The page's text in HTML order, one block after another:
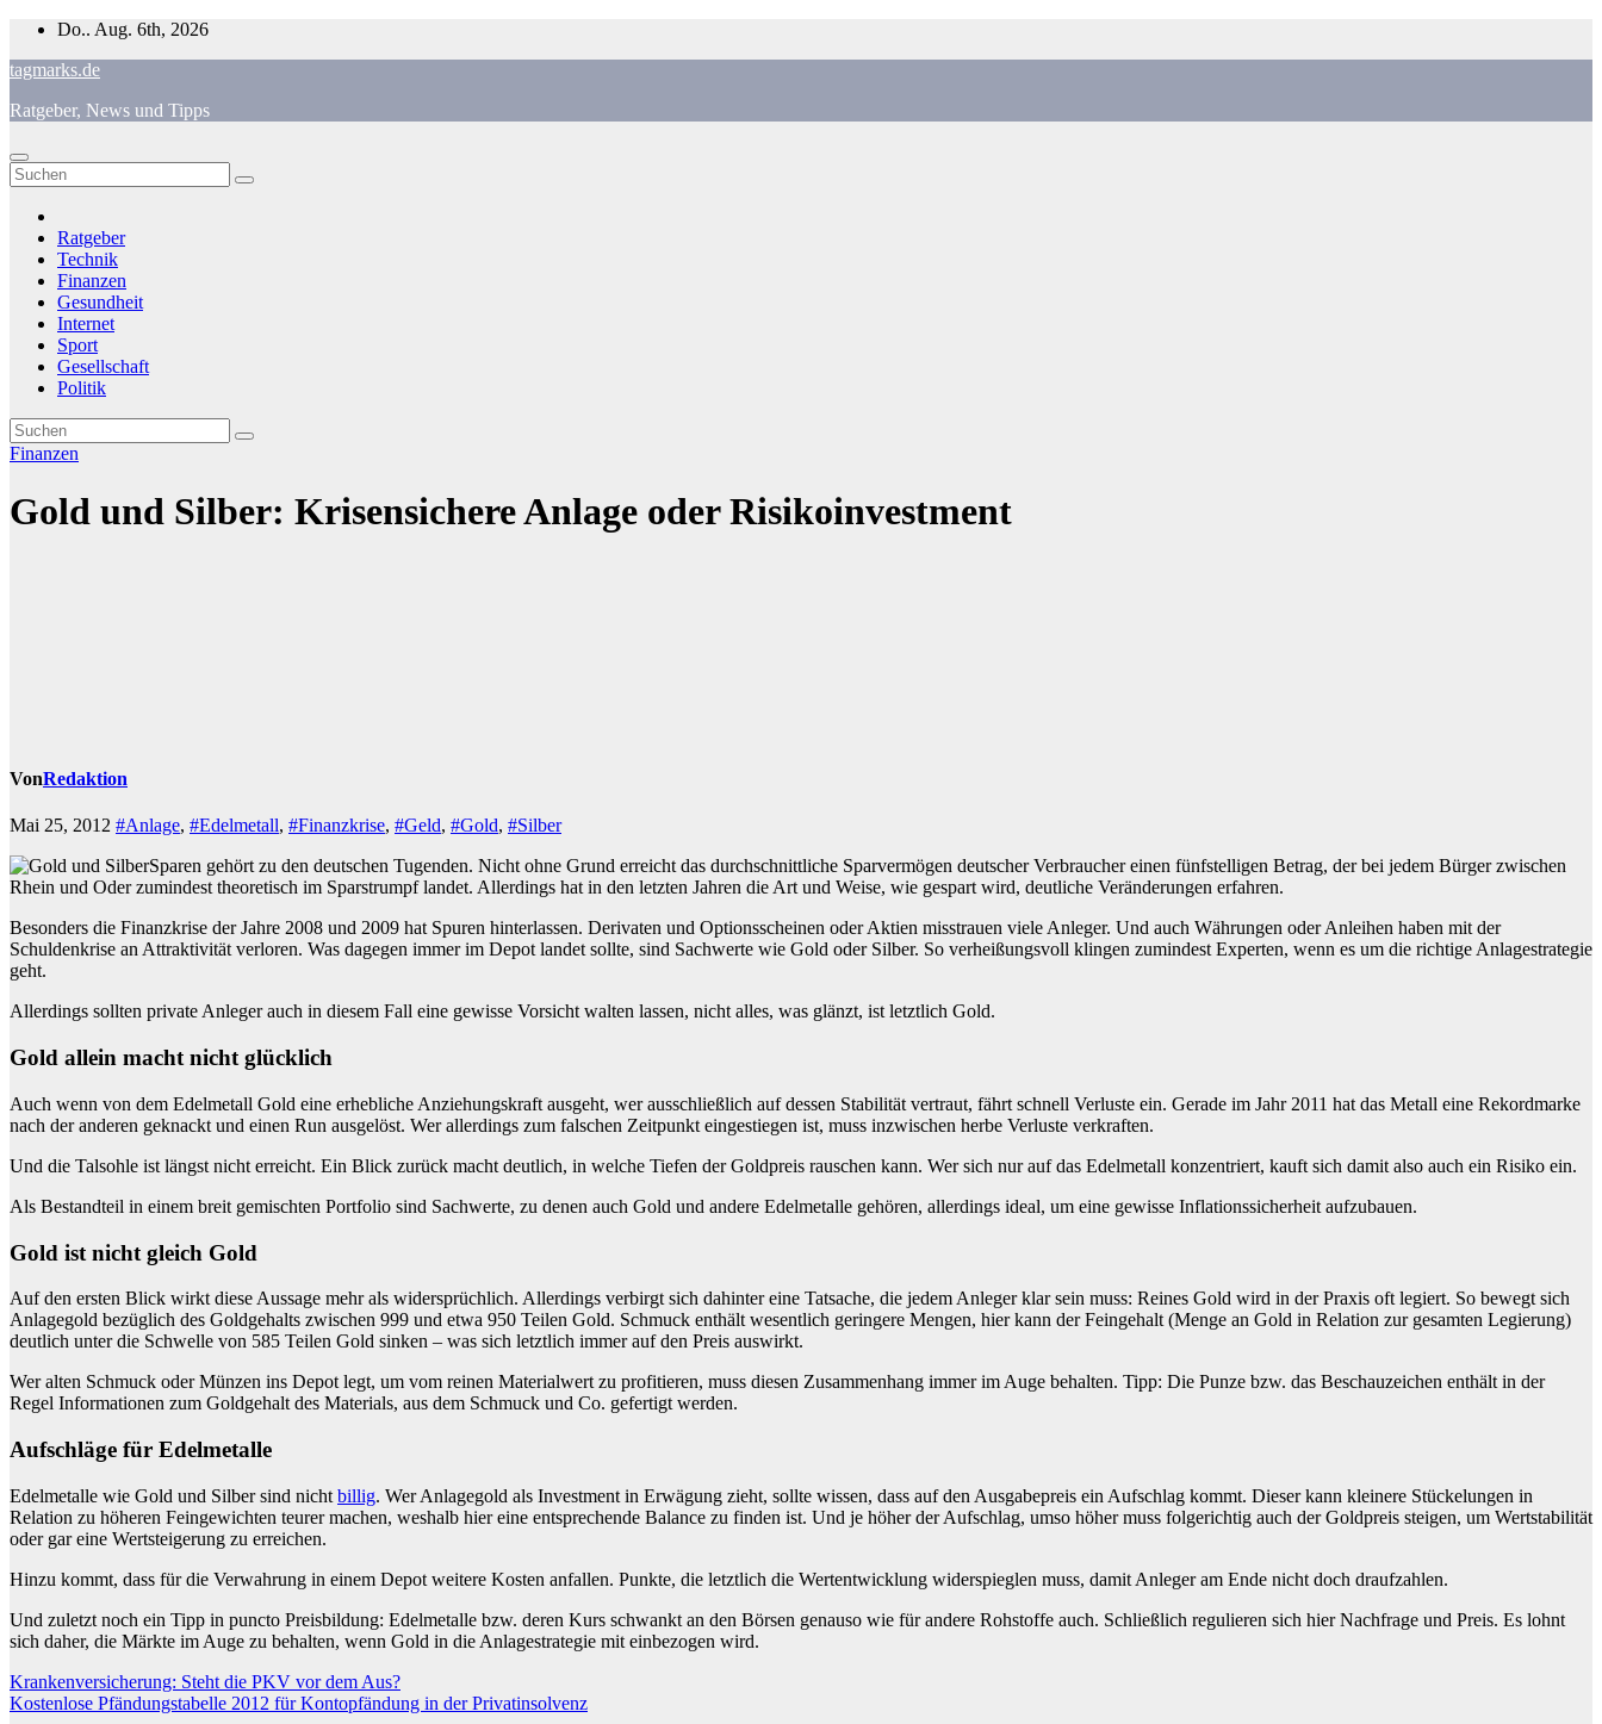
Zum
springen
Do.. Aug. 6th, 2026
tagmarks.de
Ratgeber, News und Tipps
Ratgeber
Technik
Finanzen
Gesundheit
Internet
Sport
Gesellschaft
Politik
Finanzen
Gold und Silber: Krisensichere Anlage oder Risikoinvestment
VonRedaktion
Mai 25, 2012 #Anlage, #Edelmetall, #Finanzkrise, #Geld, #Gold, #Silber
Sparen gehört zu den deutschen Tugenden. Nicht ohne Grund erreicht das durchschnittliche Sparvermögen deutscher Verbraucher einen fünfstelligen Betrag, der bei jedem Bürger zwischen
Rhein und Oder zumindest theoretisch im Sparstrumpf landet. Allerdings hat in den letzten Jahren die Art und Weise, wie gespart wird, deutliche Veränderungen erfahren.
Besonders die Finanzkrise der Jahre 2008 und 2009 hat Spuren hinterlassen. Derivaten und Optionsscheinen oder Aktien misstrauen viele Anleger. Und auch Währungen oder Anleihen haben mit der
Schuldenkrise an Attraktivität verloren. Was dagegen immer im Depot landet sollte, sind Sachwerte wie Gold oder Silber. So verheißungsvoll klingen zumindest Experten, wenn es um die richtige Anlagestrategie
geht.
Allerdings sollten private Anleger auch in diesem Fall eine gewisse Vorsicht walten lassen, nicht alles, was glänzt, ist letztlich Gold.
Gold allein macht nicht glücklich
Auch wenn von dem Edelmetall Gold eine erhebliche Anziehungskraft ausgeht, wer ausschließlich auf dessen Stabilität vertraut, fährt schnell Verluste ein. Gerade im Jahr 2011 hat das Metall eine Rekordmarke
nach der anderen geknackt und einen Run ausgelöst. Wer allerdings zum falschen Zeitpunkt eingestiegen ist, muss inzwischen herbe Verluste verkraften.
Und die Talsohle ist längst nicht erreicht. Ein Blick zurück macht deutlich, in welche Tiefen der Goldpreis rauschen kann. Wer sich nur auf das Edelmetall konzentriert, kauft sich damit also auch ein Risiko ein.
Als Bestandteil in einem breit gemischten Portfolio sind Sachwerte, zu denen auch Gold und andere Edelmetalle gehören, allerdings ideal, um eine gewisse Inflationssicherheit aufzubauen.
Gold ist nicht gleich Gold
Auf den ersten Blick wirkt diese Aussage mehr als widersprüchlich. Allerdings verbirgt sich dahinter eine Tatsache, die jedem Anleger klar sein muss: Reines Gold wird in der Praxis oft legiert. So bewegt sich
Anlagegold bezüglich des Goldgehalts zwischen 999 und etwa 950 Teilen Gold. Schmuck enthält wesentlich geringere Mengen, hier kann der Feingehalt (Menge an Gold in Relation zur gesamten Legierung)
deutlich unter die Schwelle von 585 Teilen Gold sinken – was sich letztlich immer auf den Preis auswirkt.
Wer alten Schmuck oder Münzen ins Depot legt, um vom reinen Materialwert zu profitieren, muss diesen Zusammenhang immer im Auge behalten. Tipp: Die Punze bzw. das Beschauzeichen enthält in der
Regel Informationen zum Goldgehalt des Materials, aus dem Schmuck und Co. gefertigt werden.
Aufschläge für Edelmetalle
Edelmetalle wie Gold und Silber sind nicht billig. Wer Anlagegold als Investment in Erwägung zieht, sollte wissen, dass auf den Ausgabepreis ein Aufschlag kommt. Dieser kann kleinere Stückelungen in
Relation zu höheren Feingewichten teurer machen, weshalb hier eine entsprechende Balance zu finden ist. Und je höher der Aufschlag, umso höher muss folgerichtig auch der Goldpreis steigen, um Wertstabilität
oder gar eine Wertsteigerung zu erreichen.
Hinzu kommt, dass für die Verwahrung in einem Depot weitere Kosten anfallen. Punkte, die letztlich die Wertentwicklung widerspieglen muss, damit Anleger am Ende nicht doch draufzahlen.
Und zuletzt noch ein Tipp in puncto Preisbildung: Edelmetalle bzw. deren Kurs schwankt an den Börsen genauso wie für andere Rohstoffe auch. Schließlich regulieren sich hier Nachfrage und Preis. Es lohnt
sich daher, die Märkte im Auge zu behalten, wenn Gold in die Anlagestrategie mit einbezogen wird.
Beitragsnavigation
Krankenversicherung: Steht die PKV vor dem Aus?
Kostenlose Pfändungstabelle 2012 für Kontopfändung in der Privatinsolvenz